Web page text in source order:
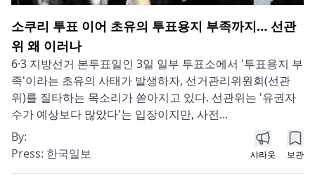
소쿠리 투표 이어 초유의 투표용지 부족까지… 선관
위 왜 이러나
6·3 지방선거 본투표일인 3일 일부 투표소에서 '투표용지 부
족'이라는 초유의 사태가 발생하자, 선거관리위원회(선관
위)를 질타하는 목소리가 쏟아지고 있다. 선관위는 '유권자
수가 예상보다 많았다'는 입장이지만, 사전...
By:
Press: 한국일보 샤라웃 보관